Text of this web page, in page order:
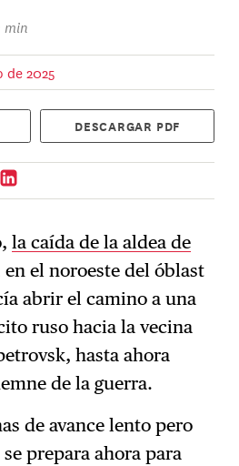
min
de 2025
DESCARGAR PDF
la caída de la aldea de
en el noroeste del óblast
abrir el camino a una
ruso hacia la vecina
hasta ahora
de la guerra.
de avance lento pero
prepara ahora para